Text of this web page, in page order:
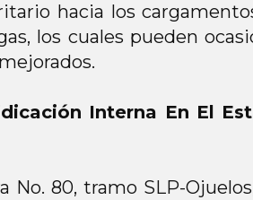
hacia los
los cuales pueden
Interna En El
No. 80, tramo SLP-